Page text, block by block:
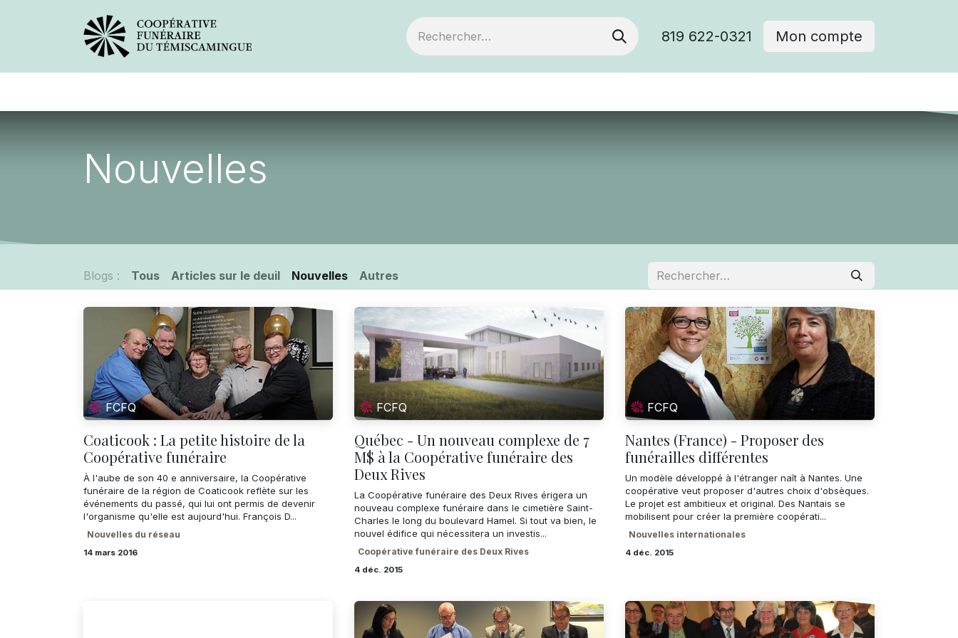
819 622-0321 Mon compte
Nouvelles
Blogs : Tous Articles sur le deuil Nouvelles Autres
FCFQ
Coaticook : La petite histoire de la
Coopérative funéraire
À l'aube de son 40 e anniversaire, la Coopérative
funéraire de la région de Coaticook reflète sur les
événements du passé, qui lui ont permis de devenir
l'organisme qu'elle est aujourd'hui. François D...
Nouvelles du réseau
14 mars 2016
FCFQ
Québec - Un nouveau complexe de 7
M$ à la Coopérative funéraire des
Deux Rives
La Coopérative funéraire des Deux Rives érigera un
nouveau complexe funéraire dans le cimetière Saint-
Charles le long du boulevard Hamel. Si tout va bien, le
nouvel édifice qui nécessitera un investis...
Coopérative funéraire des Deux Rives
4 déc. 2015
FCFQ
Nantes (France) - Proposer des
funérailles différentes
Un modèle développé à l'étranger naît à Nantes. Une
coopérative veut proposer d'autres choix d'obsèques.
Le projet est ambitieux et original. Des Nantais se
mobilisent pour créer la première coopérati...
Nouvelles internationales
4 déc. 2015